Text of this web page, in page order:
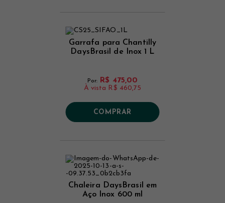
Garrafa para Chantilly
DaysBrasil de Inox 1 L
Por: R$ 475,00
À vista R$ 460,75
COMPRAR
Chaleira DaysBrasil em
Aço Inox 600 ml